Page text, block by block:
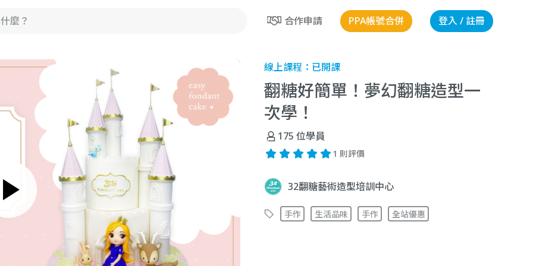
合作申請 PPA帳號合併 登入 / 註冊
線上課程： 已開課
翻糖好簡單！夢幻翻糖造型一
次學！
175 位學員
1 則評價
32翻糖藝術造型培訓中心
手作 生活品味 手作 全站優惠